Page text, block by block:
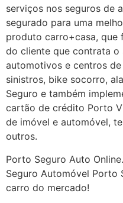
serviços nos seguros de
segurado para uma
produto carro+casa, que
do cliente que contrata
automotivos e centros de
sinistros, bike socorro,
Seguro e também
cartão de crédito Porto
de imóvel e automóvel,
outros.
Porto Seguro Auto
Seguro Automóvel Porto
carro do mercado!